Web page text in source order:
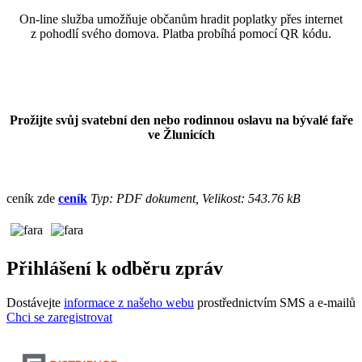
On-line služba umožňuje občanům hradit poplatky přes internet
z pohodlí svého domova. Platba probíhá pomocí QR kódu.
Prožijte svůj svatební den nebo rodinnou oslavu na bývalé faře
ve Žlunicích
ceník zde ceník Typ: PDF dokument, Velikost: 543.76 kB
Přihlášení k odběru zpráv
Dostávejte informace z našeho webu prostřednictvím SMS a e-mailů
Chci se zaregistrovat